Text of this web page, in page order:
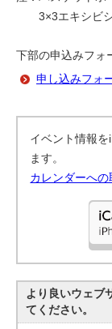
3×3エキシビシ
下部の申込みフォ
申し込みフォ
イベント情報
ます。
カレンダーへ
より良いウェブ
てください。